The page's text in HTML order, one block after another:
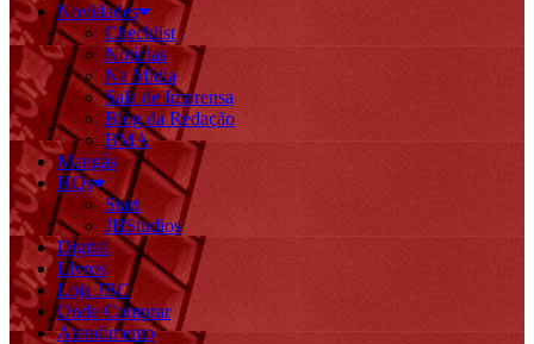
Novidades
Checklist
Notícias
Na Mídia
Sala de Imprensa
Blog da Redação
BMA
Mangás
HQs
Start
JBStudios
Digital
Livros
Loja JBC
Onde Comprar
Atendimento